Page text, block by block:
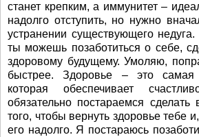
станет крепким, а иммунитет –
надолго отступить, но нужно
устранении существующего недуга.
ты можешь позаботиться о себе,
здоровому будущему. Умоляю,
быстрее. Здоровье – это самая
которая обеспечивает
обязательно постараемся
того, чтобы вернуть здоровье тебе
его надолго. Я постараюсь